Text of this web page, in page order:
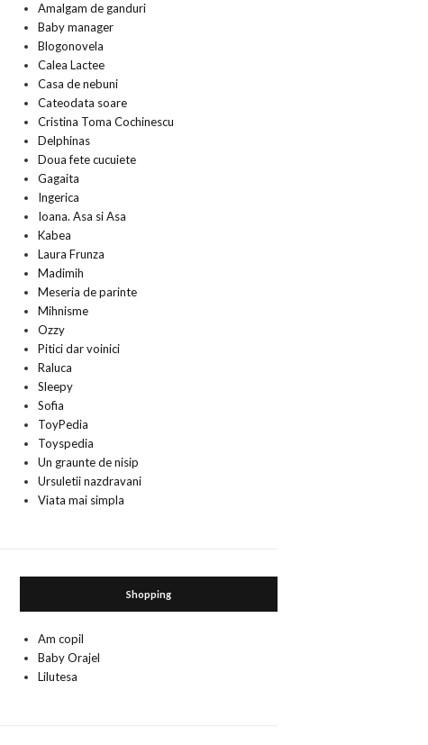
Amalgam de ganduri
Baby manager
Blogonovela
Calea Lactee
Casa de nebuni
Cateodata soare
Cristina Toma Cochinescu
Delphinas
Doua fete cucuiete
Gagaita
Ingerica
Ioana. Asa si Asa
Kabea
Laura Frunza
Madimih
Meseria de parinte
Mihnisme
Ozzy
Pitici dar voinici
Raluca
Sleepy
Sofia
ToyPedia
Toyspedia
Un graunte de nisip
Ursuletii nazdravani
Viata mai simpla
Shopping
Am copil
Baby Orajel
Lilutesa